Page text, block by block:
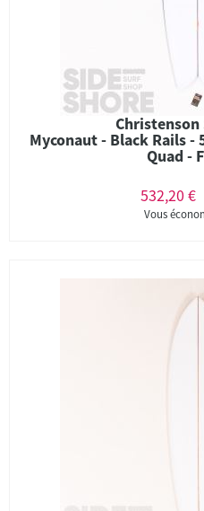
Myconaut - Black Rails
Quad -
532,20 €
Vous